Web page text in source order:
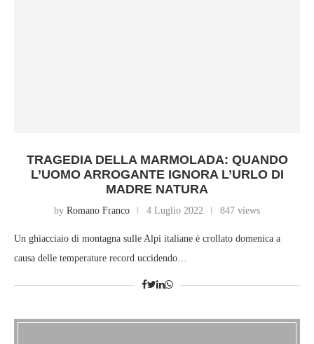
TRAGEDIA DELLA MARMOLADA: QUANDO
L’UOMO ARROGANTE IGNORA L’URLO DI
MADRE NATURA
by Romano Franco 4 Luglio 2022 847 views
Un ghiacciaio di montagna sulle Alpi italiane è crollato domenica a
causa delle temperature record uccidendo…